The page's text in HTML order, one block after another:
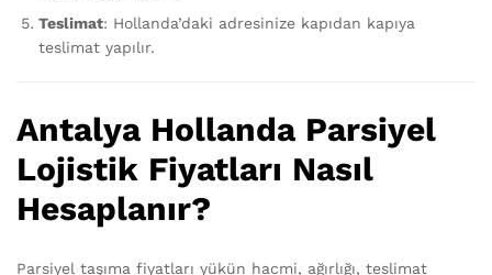
Teslimat: Hollanda’daki adresinize kapıdan kapıya
teslimat yapılır.
Antalya Hollanda Parsiyel
Lojistik Fiyatları Nasıl
Hesaplanır?
Parsiyel taşıma fiyatları yükün hacmi, ağırlığı, teslimat